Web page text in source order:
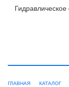
ГЛАВНАЯ
КАТАЛОГ